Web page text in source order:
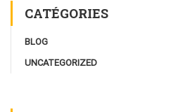
CATÉGORIES
BLOG
UNCATEGORIZED